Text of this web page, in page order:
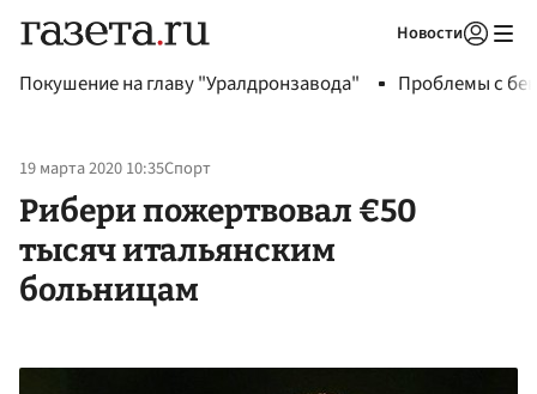
Новости
Покушение на главу "Уралдронзавода" Проблемы с
19 марта 2020 10:35Спорт
Рибери пожертвовал €50
тысяч итальянским
больницам